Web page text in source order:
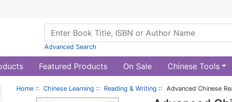
Advanced Search
Featured Products On Sale Chinese Tools
Home :: Chinese Learning :: Reading & Writing :: Advanced Chinese